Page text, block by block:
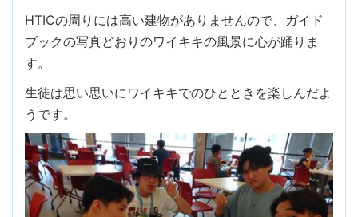
HTICの周りには高い建物がありませんので、ガイド
ブックの写真どおりのワイキキの風景に心が踊りま
す。
生徒は思い思いにワイキキでのひとときを楽しんだよ
うです。